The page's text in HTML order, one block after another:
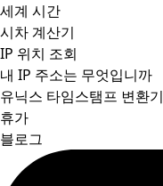
세계 시간
시차 계산기
IP 위치 조회
내 IP 주소는 무엇입니까
유닉스 타임스탬프 변환기
휴가
블로그